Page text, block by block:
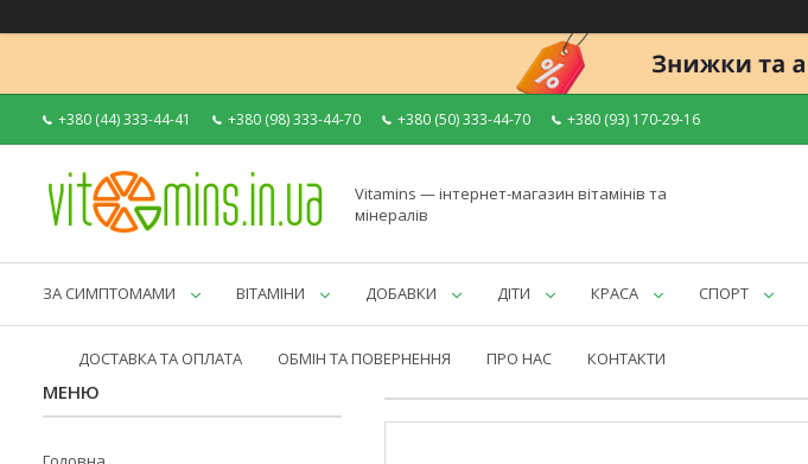
+380 (44) 333-44-41 +380 (98) 333-44-70 +380 (50) 333-44-70 +380 (93) 170-29-16
Vitamins — інтернет-магазин вітамінів та
мінералів
ЗА СИМПТОМАМИ ВІТАМІНИ ДОБАВКИ ДІТИ КРАСА СПОРТ
ДОСТАВКА ТА ОПЛАТА ОБМІН ТА ПОВЕРНЕННЯ ПРО НАС КОНТАКТИ